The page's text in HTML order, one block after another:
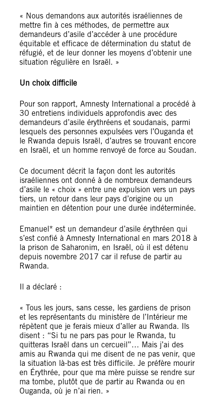
« Nous demandons aux autorités israéliennes de
mettre fin à ces méthodes, de permettre aux
demandeurs d’asile d’accéder à une procédure
équitable et efficace de détermination du statut de
réfugié, et de leur donner les moyens d’obtenir une
situation régulière en Israël. »
Un choix difficile
Pour son rapport, Amnesty International a procédé à
30 entretiens individuels approfondis avec des
demandeurs d’asile érythréens et soudanais, parmi
lesquels des personnes expulsées vers l’Ouganda et
le Rwanda depuis Israël, d’autres se trouvant encore
en Israël, et un homme renvoyé de force au Soudan.
Ce document décrit la façon dont les autorités
israéliennes ont donné à de nombreux demandeurs
d’asile le « choix » entre une expulsion vers un pays
tiers, un retour dans leur pays d’origine ou un
maintien en détention pour une durée indéterminée.
Emanuel* est un demandeur d’asile érythréen qui
s’est confié à Amnesty International en mars 2018 à
la prison de Saharonim, en Israël, où il est détenu
depuis novembre 2017 car il refuse de partir au
Rwanda.
Il a déclaré :
« Tous les jours, sans cesse, les gardiens de prison
et les représentants du ministère de l’Intérieur me
répètent que je ferais mieux d’aller au Rwanda. Ils
disent : “Si tu ne pars pas pour le Rwanda, tu
quitteras Israël dans un cercueil”… Mais j’ai des
amis au Rwanda qui me disent de ne pas venir, que
la situation là-bas est très difficile. Je préfère mourir
en Érythrée, pour que ma mère puisse se rendre sur
ma tombe, plutôt que de partir au Rwanda ou en
Ouganda, où je n’ai rien. »